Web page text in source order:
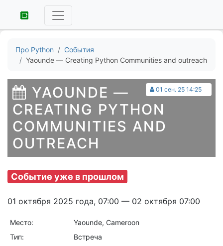
Про Python
События
Yaounde — Creating Python Communities and outreach
01 сен. 25 14:25
YAOUNDE —
CREATING PYTHON
COMMUNITIES AND
OUTREACH
Событие уже в прошлом
01 октября 2025 года, 07:00 — 02 октября 07:00
Место:
Yaounde, Cameroon
Тип:
Встреча